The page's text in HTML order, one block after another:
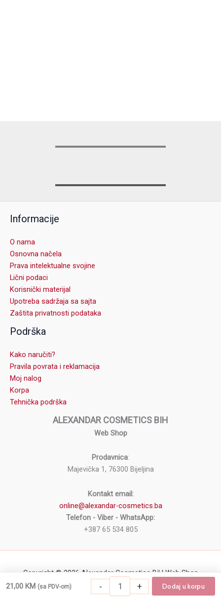
Informacije
O nama
Osnovna načela
Prava intelektualne svojine
Lični podaci
Korisnički materijal
Upotreba sadržaja sa sajta
Zaštita privatnosti podataka
Podrška
Kako naručiti?
Pravila povrata i reklamacija
Moj nalog
Korpa
Tehnička podrška
ALEXANDAR COSMETICS BIH
Web Shop
Prodavnica:
Majevička 1, 76300 Bijeljina
Kontakt email:
online@alexandar-cosmetics.ba
Telefon - Viber - WhatsApp:
+387 65 534 805
Copyright © 2026 Alexandar Cosmetics BiH Web Shop
21,00 KM (sa PDV-om) -
Manikir klešta KIEPE 0685-10 količina
+ Dodaj u korpu
-
Manikir
+ Dodaj u korpu